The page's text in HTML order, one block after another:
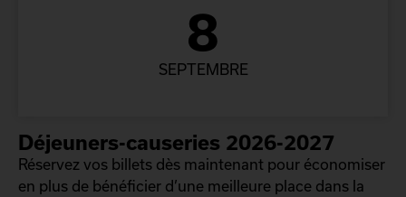
8
SEPTEMBRE
Déjeuners-causeries 2026-2027
Réservez vos billets dès maintenant pour économiser
en plus de bénéficier d’une meilleure place dans la